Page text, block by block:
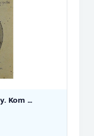
Kom ...